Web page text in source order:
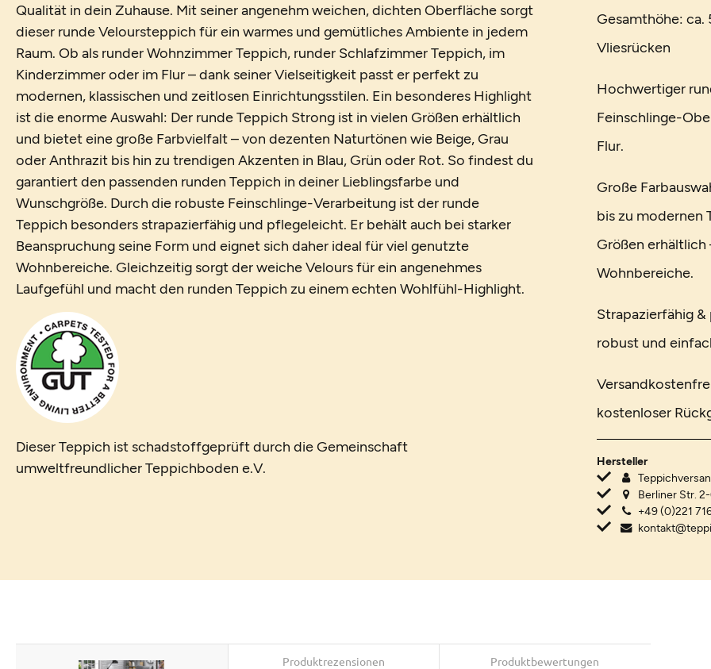
Qualität in dein Zuhause. Mit seiner angenehm weichen, dichten Oberfläche sorgt
dieser runde Veloursteppich für ein warmes und gemütliches Ambiente in jedem
Raum. Ob als runder Wohnzimmer Teppich, runder Schlafzimmer Teppich, im
Kinderzimmer oder im Flur – dank seiner Vielseitigkeit passt er perfekt zu
modernen, klassischen und zeitlosen Einrichtungsstilen. Ein besonderes Highlight
ist die enorme Auswahl: Der runde Teppich Strong ist in vielen Größen erhältlich
und bietet eine große Farbvielfalt – von dezenten Naturtönen wie Beige, Grau
oder Anthrazit bis hin zu trendigen Akzenten in Blau, Grün oder Rot. So findest du
garantiert den passenden runden Teppich in deiner Lieblingsfarbe und
Wunschgröße. Durch die robuste Feinschlinge-Verarbeitung ist der runde
Teppich besonders strapazierfähig und pflegeleicht. Er behält auch bei starker
Beanspruchung seine Form und eignet sich daher ideal für viel genutzte
Wohnbereiche. Gleichzeitig sorgt der weiche Velours für ein angenehmes
Laufgefühl und macht den runden Teppich zu einem echten Wohlfühl-Highlight.
Dieser Teppich ist schadstoffgeprüft durch die Gemeinschaft
umweltfreundlicher Teppichboden e.V.
Gesamthöhe: ca.
Vliesrücken
Hochwertiger
Feinschlinge-
Flur.
Große
bis zu modernen
Größen erhältlich
Wohnbereiche.
Strapazierfähig
robust und
kostenloser
Hersteller
Berliner Str.
+49 (0)221
Produktrezensionen Produktbewertungen